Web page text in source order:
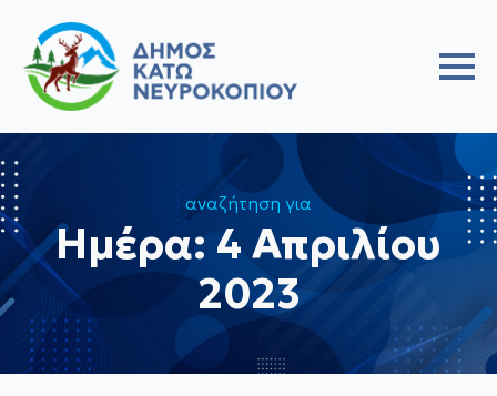
αναζήτηση για
Ημέρα: 4 Απριλίου
2023